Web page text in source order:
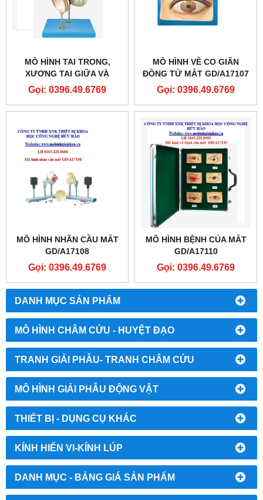
DANH MỤC SẢN PHẨM
MÔ HÌNH CHÂM CỨU - HUYỆT ĐẠO
TRANH GIẢI PHẪU- TRANH CHÂM CỨU
MÔ HÌNH GIẢI PHẪU ĐỘNG VẬT
THIẾT BỊ - DỤNG CỤ KHÁC
KÍNH HIỂN VI-KÍNH LÚP
DANH MỤC - BẢNG GIÁ SẢN PHẨM
MÔ HÌNH TAI TRONG,
XƯƠNG TAI GIỮA VÀ
MÀNG NHĨ GD/A17204
Gọi: 0396.49.6769
MÔ HÌNH VỀ CO GIÃN
ĐỒNG TỬ MẮT GD/A17107
Gọi: 0396.49.6769
MÔ HÌNH NHÃN CẦU MẮT
GD/A17108
Gọi: 0396.49.6769
MÔ HÌNH BỆNH CỦA MẮT
GD/A17110
Gọi: 0396.49.6769